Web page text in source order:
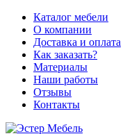
Каталог мебели
О компании
Доставка и оплата
Как заказать?
Материалы
Наши работы
Отзывы
Контакты